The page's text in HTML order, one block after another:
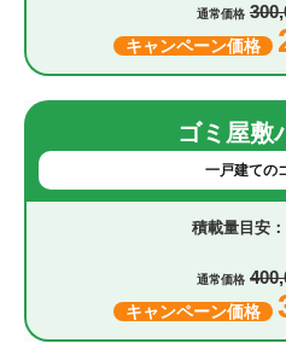
通常価格
キャンペーン価格
ゴミ屋敷
一戸建ての
通常価格
キャンペーン価格